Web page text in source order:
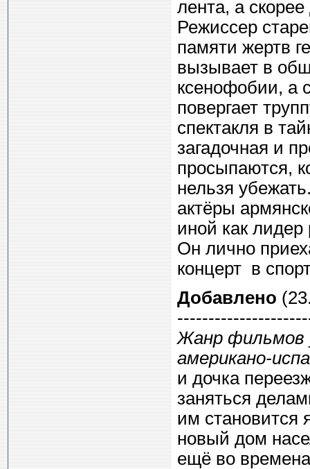
лента, а
Режиссер
памяти жертв
вызывает в
ксенофобии, а
повергает
спектакля в
загадочная и
просыпаются,
нельзя
актёры
иной как
Он лично
концерт в
Добавлено
Жанр фильмов
американо-
и дочка
заняться
им становится
новый дом
ещё во